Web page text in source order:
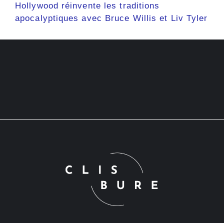
Hollywood réinvente les traditions
apocalyptiques avec Bruce Willis et Liv Tyler